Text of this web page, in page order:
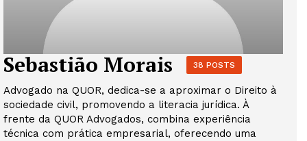
Sebastião Morais 38 POSTS
Advogado na QUOR, dedica-se a aproximar o Direito à
sociedade civil, promovendo a literacia jurídica. À
frente da QUOR Advogados, combina experiência
técnica com prática empresarial, oferecendo uma